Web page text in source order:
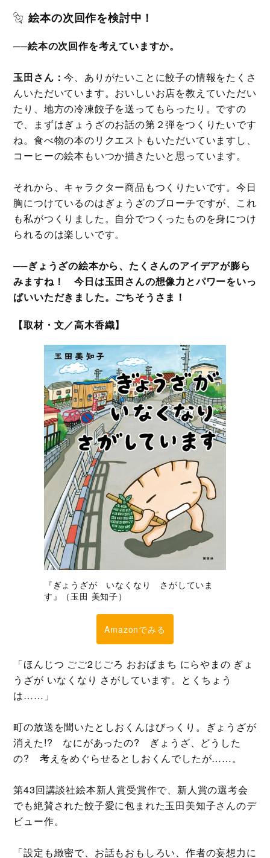
絵本の次回作を検討中！
──絵本の次回作を考えていますか。
玉田さん：今、ありがたいことに餃子の情報をたくさ
んいただいています。おいしいお店を教えていただい
たり、地方の冷凍餃子を送ってもらったり。ですの
で、まずはぎょうざのお話の第２弾をつくりたいです
ね。食べ物の本のリクエストもいただいていますし、
コーヒーの絵本もいつか描きたいと思っています。
それから、キャラクター商品もつくりたいです。今日
胸につけているのはぎょうざのブローチですが、これ
も私がつくりました。自分でつくったものを身につけ
られるのは楽しいです。
──ぎょうざの絵本から、たくさんのアイデアが膨ら
みますね！ 今日は玉田さんの想像力とパワーをいっ
ぱいいただきました。ごちそうさま！
【取材・文／高木香織】
『ぎょうざが いなくなり さがしていま
す』（玉田 美知子）
Amazonでみる
「ほんじつ ごご2じごろ おおばまち にらやまの ぎょ
うざが いなくなり さがしています。とくちょう
は……」
町の放送を聞いたとしおくんはびっくり。ぎょうざが
消えた!? なにがあったの? ぎょうざ、どうした
の? 考えをめぐらせるとしおくんでしたが……。
第43回講談社絵本新人賞受賞作で、新人賞の選考会
でも絶賛された餃子愛に包まれた玉田美知子さんのデ
ビュー作。
「設定も緻密で、お話もおもしろい、作者の妄想力に